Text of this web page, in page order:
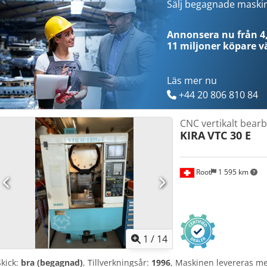
Sälj begagnade
Annonsera nu från
11 miljoner köpare
Läs mer nu
+44 20 806 810 84
1 / 14
Root 1 595 km
CNC vertikalt
KIRAVTC 30 E
bra (begagnad), Tillverkningsår: 1996, Maskinen levereras